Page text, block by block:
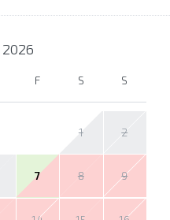
2026
F S S
1 2
7 8 9